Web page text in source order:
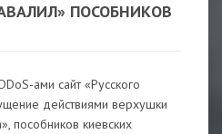
ПОСОБНИКОВ
ами сайт «Русского
действиями верхушки
пособников киевских